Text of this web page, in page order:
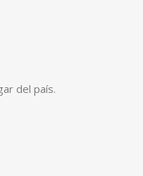
del país.